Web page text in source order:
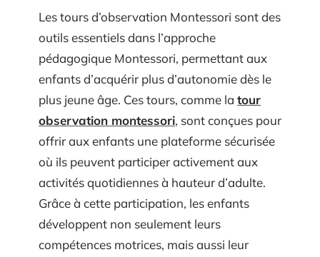
Les tours d’observation Montessori sont des
outils essentiels dans l’approche
pédagogique Montessori, permettant aux
enfants d’acquérir plus d’autonomie dès le
plus jeune âge. Ces tours, comme la tour
observation montessori, sont conçues pour
offrir aux enfants une plateforme sécurisée
où ils peuvent participer activement aux
activités quotidiennes à hauteur d’adulte.
Grâce à cette participation, les enfants
développent non seulement leurs
compétences motrices, mais aussi leur